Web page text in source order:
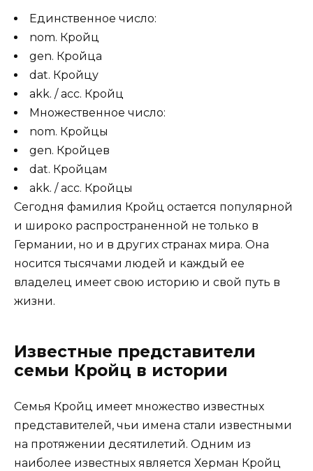
Единственное число:
nom. Кройц
gen. Кройца
dat. Кройцу
akk. / acc. Кройц
Множественное число:
nom. Кройцы
gen. Кройцев
dat. Кройцам
akk. / acc. Кройцы
Сегодня фамилия Кройц остается популярной
и широко распространенной не только в
Германии, но и в других странах мира. Она
носится тысячами людей и каждый ее
владелец имеет свою историю и свой путь в
жизни.
Известные представители
семьи Кройц в истории
Семья Кройц имеет множество известных
представителей, чьи имена стали известными
на протяжении десятилетий. Одним из
наиболее известных является Херман Кройц